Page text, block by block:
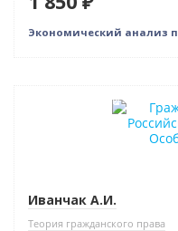
Экономический анализ
Нет в наличии
Иванчак А.И.
Теория гражданского права